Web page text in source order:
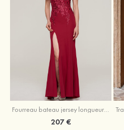
Fourreau bateau jersey longueur ras du sol robe de mère de la mariée avec appliqué fendue
207 €